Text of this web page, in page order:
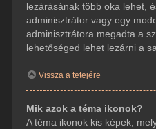
lezárásának több oka lehet,
adminisztrátor vagy egy
adminisztrátora megadta a
lehetőséged lehet lezárni a
Vissza a tetejére
Mik azok a téma ikonok?
A téma ikonok kis képek,